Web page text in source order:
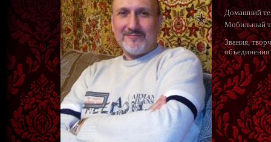
Домашний
Мобильный
Звания,
объединения